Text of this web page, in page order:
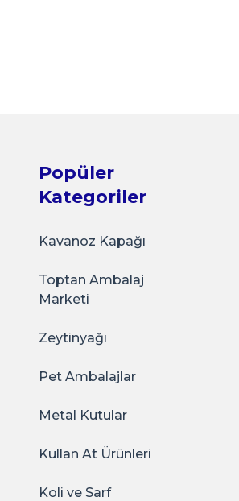
Popüler
Kategoriler
Kavanoz Kapağı
Toptan Ambalaj
Marketi
Zeytinyağı
Pet Ambalajlar
Metal Kutular
Kullan At Ürünleri
Koli ve Sarf